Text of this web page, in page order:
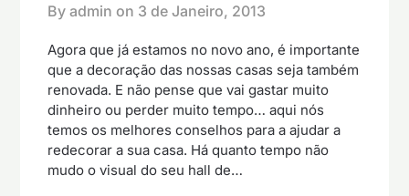
By admin on 3 de Janeiro, 2013
Agora que já estamos no novo ano, é importante
que a decoração das nossas casas seja também
renovada. E não pense que vai gastar muito
dinheiro ou perder muito tempo… aqui nós
temos os melhores conselhos para a ajudar a
redecorar a sua casa. Há quanto tempo não
mudo o visual do seu hall de…